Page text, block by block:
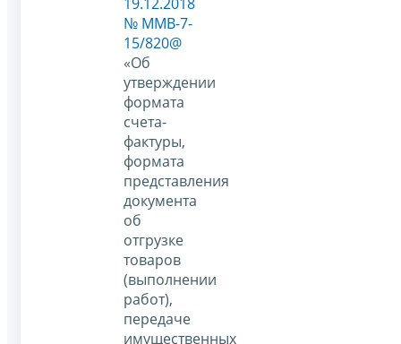
№ ММВ-7-
15/820@
«Об
утверждении
формата
счета-
фактуры,
формата
представления
документа
об
отгрузке
товаров
(выполнении
работ),
передаче
имущественных